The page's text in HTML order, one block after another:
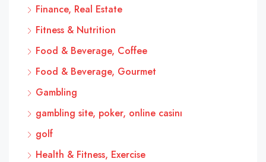
Finance, Real Estate
Fitness & Nutrition
Food & Beverage, Coffee
Food & Beverage, Gourmet
Gambling
gambling site, poker, online casinı
golf
Health & Fitness, Exercise